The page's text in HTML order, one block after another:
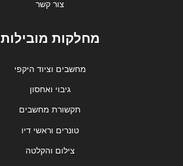
צור קשר
מחלקות מובילות
מחשבים וציוד היקפי
גיבוי ואחסון
תקשורת מחשבים
טונרים וראשי דיו
צילום והקלטה